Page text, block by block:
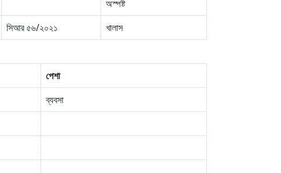
অস্পষ্ট
সিআর ৫৬/২০২১ খালাস
পেশা
ব্যবসা